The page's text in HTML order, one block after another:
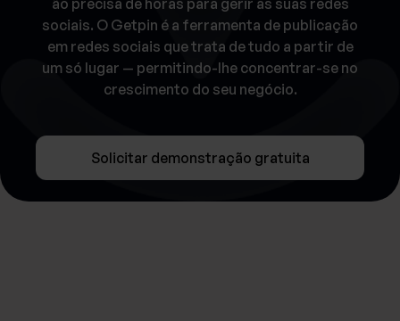
sociais. O Getpin é a ferramenta de publicação
em redes sociais que trata de tudo a partir de
um só lugar — permitindo-lhe concentrar-se no
crescimento do seu negócio.
Solicitar demonstração gratuita